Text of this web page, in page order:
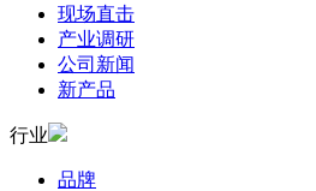
现场直击
产业调研
公司新闻
新产品
行业
品牌